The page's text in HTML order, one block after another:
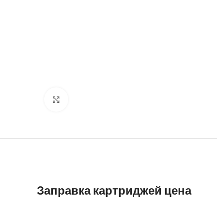
Заправка картриджей цена